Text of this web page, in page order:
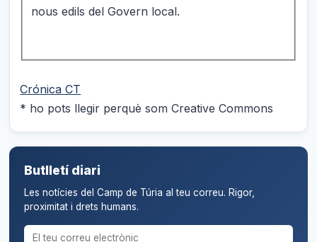
nous edils del Govern local.
Crónica CT
* ho pots llegir perquè som Creative Commons
Butlletí diari
Les notícies del Camp de Túria al teu correu. Rigor,
proximitat i drets humans.
Correu electrònic per al butlletí